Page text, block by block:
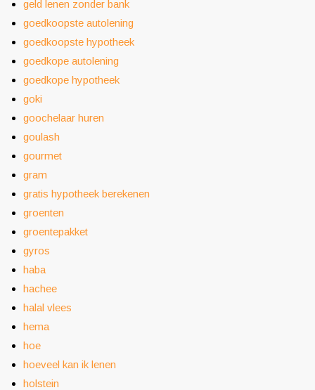
geld lenen zonder bank
goedkoopste autolening
goedkoopste hypotheek
goedkope autolening
goedkope hypotheek
goki
goochelaar huren
goulash
gourmet
gram
gratis hypotheek berekenen
groenten
groentepakket
gyros
haba
hachee
halal vlees
hema
hoe
hoeveel kan ik lenen
holstein